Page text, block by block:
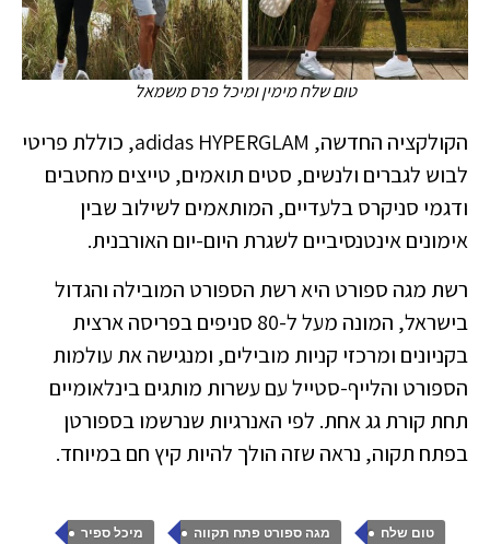
טום שלח מימין ומיכל פרס משמאל
הקולקציה החדשה, adidas HYPERGLAM, כוללת פריטי
לבוש לגברים ולנשים, סטים תואמים, טייצים מחטבים
ודגמי סניקרס בלעדיים, המותאמים לשילוב שבין
אימונים אינטנסיביים לשגרת היום-יום האורבנית.
רשת מגה ספורט היא רשת הספורט המובילה והגדול
בישראל, המונה מעל ל-80 סניפים בפריסה ארצית
בקניונים ומרכזי קניות מובילים, ומנגישה את עולמות
הספורט והלייף-סטייל עם עשרות מותגים בינלאומיים
תחת קורת גג אחת. לפי האנרגיות שנרשמו בספורטן
בפתח תקוה, נראה שזה הולך להיות קיץ חם במיוחד.
טום שלח , מגה ספורט פתח תקווה , מיכל ספיר ,